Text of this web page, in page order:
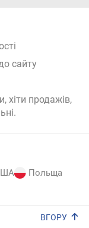
сайту
хіти продажів,
.
Польща
ВГОРУ